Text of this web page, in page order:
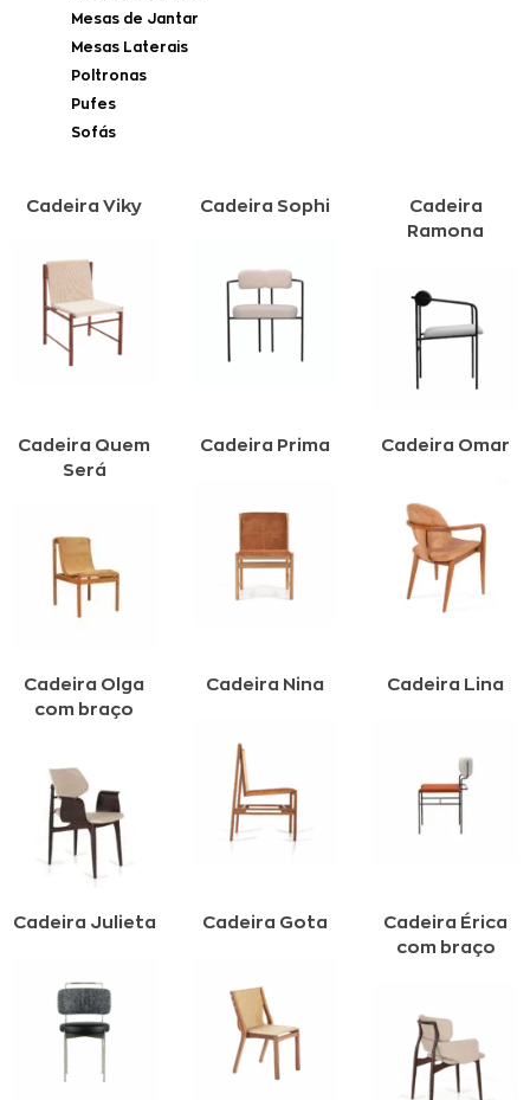
Mesas de Jantar
Mesas Laterais
Poltronas
Pufes
Sofás
Cadeira Viky Cadeira Sophi
Cadeira
Ramona
Cadeira Quem
Será
Cadeira Prima Cadeira Omar
Cadeira Olga
com braço
Cadeira Nina Cadeira Lina
Cadeira Julieta Cadeira Gota
Cadeira Érica
com braço